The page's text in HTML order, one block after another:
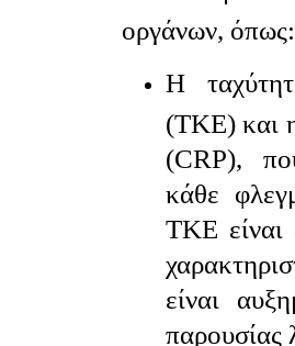
οργάνων, όπως:
Η
(ΤΚΕ) και
(CRP),
κάθε
ΤΚΕ είναι
είναι
παρουσίας